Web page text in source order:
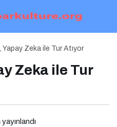
Zeka ile Tur Atıyor
Zeka ile Tur
20 Mayıs’ta İstinye